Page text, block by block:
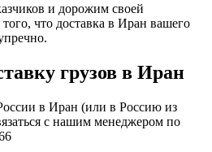
и дорожим своей
что доставка в Иран вашего
грузов в Иран
в Иран (или в Россию из
с нашим менеджером по